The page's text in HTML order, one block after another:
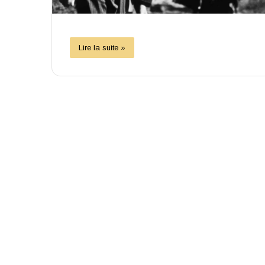
Lire la suite »